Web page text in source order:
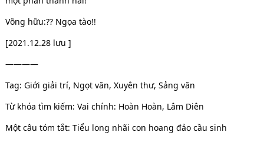
Võng hữu:?? Ngọa tào!!
[2021.12.28 lưu ]
————
Tag: Giới giải trí, Ngọt văn, Xuyên thư, Sảng văn
Từ khóa tìm kiếm: Vai chính: Hoàn Hoàn, Lâm Diên
Một câu tóm tắt: Tiểu long nhãi con hoang đảo cầu sinh